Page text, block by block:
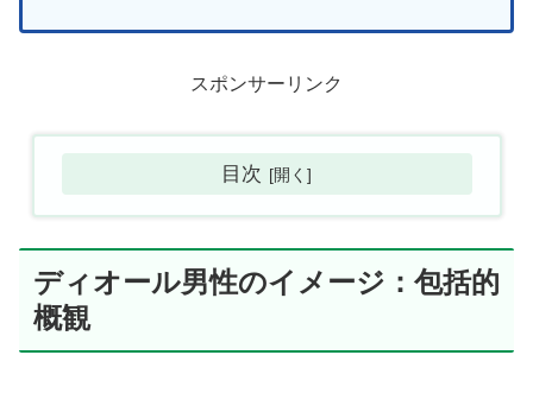
スポンサーリンク
目次
ディオール男性のイメージ：包括的
概観